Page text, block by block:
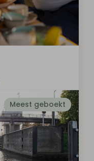
Meest geboekt